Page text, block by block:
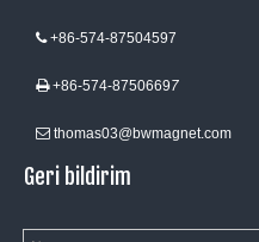
+86-574-87504597
+86-574-87506697
 thomas03@bwmagnet.com
Geri bildirim